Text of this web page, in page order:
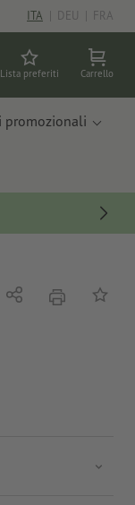
ITA | DEU | FRA
Lista preferiti Carrello
promozionali
Condividistamparealla